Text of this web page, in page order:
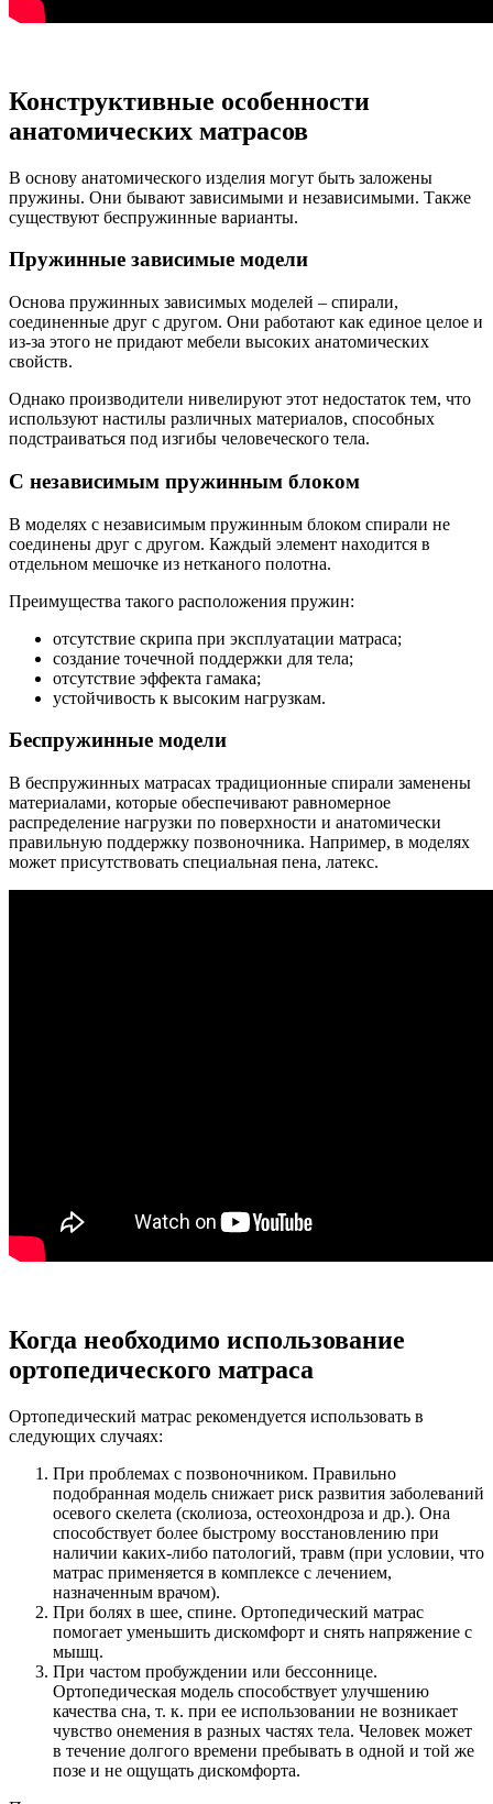
Конструктивные особенности
анатомических матрасов
В основу анатомического изделия могут быть заложены
пружины. Они бывают зависимыми и независимыми. Также
существуют беспружинные варианты.
Пружинные зависимые модели
Основа пружинных зависимых моделей – спирали,
соединенные друг с другом. Они работают как единое целое и
из-за этого не придают мебели высоких анатомических
свойств.
Однако производители нивелируют этот недостаток тем, что
используют настилы различных материалов, способных
подстраиваться под изгибы человеческого тела.
С независимым пружинным блоком
В моделях с независимым пружинным блоком спирали не
соединены друг с другом. Каждый элемент находится в
отдельном мешочке из нетканого полотна.
Преимущества такого расположения пружин:
отсутствие скрипа при эксплуатации матраса;
создание точечной поддержки для тела;
отсутствие эффекта гамака;
устойчивость к высоким нагрузкам.
Беспружинные модели
В беспружинных матрасах традиционные спирали заменены
материалами, которые обеспечивают равномерное
распределение нагрузки по поверхности и анатомически
правильную поддержку позвоночника. Например, в моделях
может присутствовать специальная пена, латекс.
Когда необходимо использование
ортопедического матраса
Ортопедический матрас рекомендуется использовать в
следующих случаях:
При проблемах с позвоночником. Правильно
подобранная модель снижает риск развития заболеваний
осевого скелета (сколиоза, остеохондроза и др.). Она
способствует более быстрому восстановлению при
наличии каких-либо патологий, травм (при условии, что
матрас применяется в комплексе с лечением,
назначенным врачом).
При болях в шее, спине. Ортопедический матрас
помогает уменьшить дискомфорт и снять напряжение с
мышц.
При частом пробуждении или бессоннице.
Ортопедическая модель способствует улучшению
качества сна, т. к. при ее использовании не возникает
чувство онемения в разных частях тела. Человек может
в течение долгого времени пребывать в одной и той же
позе и не ощущать дискомфорта.